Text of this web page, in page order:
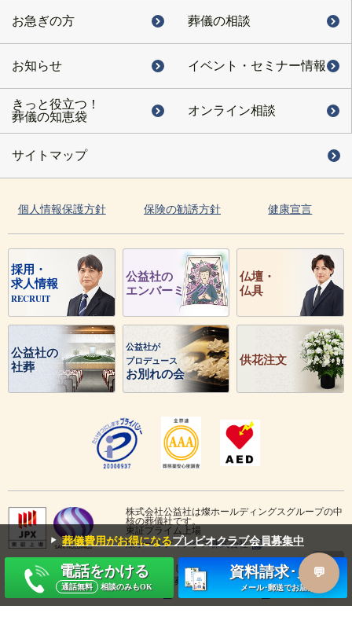
お急ぎの方 葬儀の相談
お知らせ イベント・ セミナー情報
きっと役立つ！
葬儀の知恵袋
オンライン相談
サイトマップ
個人情報保護方針 保険の勧誘方針 健康宣言
採用・
求人情報
RECRUIT
公益社の
エンバーミング
仏壇・
仏具
公益社の
社葬
公益社が
プロデュース
お別れの会
供花注文
株式会社公益社は燦ホールディングスグループの中
核の葬儀社です。
東証プライム上場
燦ホールディングス株式会社
鳥取・島根を中心とした葬儀社
葬仙
兵庫を中心とした葬儀社タルイ
みんなが選んだ終活
斎場手配センター
▼葬儀費用がお得になるプレビオクラブ会員募集中
電話をかける
通話無料 相談のみもOK
資料請求･見積
メール･郵送でお届け